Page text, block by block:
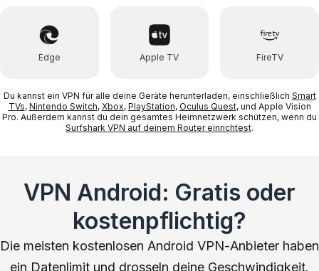
Edge Apple TV FireTV
Du kannst ein VPN für alle deine Geräte herunterladen, einschließlich Smart
TVs, Nintendo Switch, Xbox, PlayStation, Oculus Quest, und Apple Vision
Pro. Außerdem kannst du dein gesamtes Heimnetzwerk schützen, wenn du
Surfshark VPN auf deinem Router einrichtest.
VPN Android: Gratis oder
kostenpflichtig?
Die meisten kostenlosen Android VPN-Anbieter haben
ein Datenlimit und drosseln deine Geschwindigkeit.